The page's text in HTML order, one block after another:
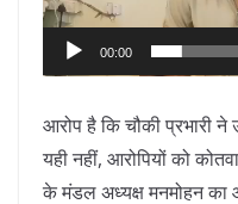
00:00
आरोप है कि चौकी प्रभारी
यही नहीं, आरोपियों को
के मंडल अध्यक्ष मनमोहन